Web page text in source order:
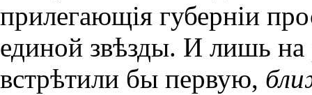
прилегающiя губернiи
единой звѣзды. И лишь на
встрѣтили бы первую,